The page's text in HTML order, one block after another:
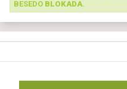
BESEDO BLOKADA.